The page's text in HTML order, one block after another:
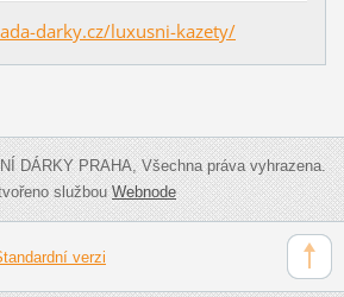
darky.cz/luxusni-kazety/
DÁRKY PRAHA, Všechna práva vyhrazena.
službouWebnode
verzi